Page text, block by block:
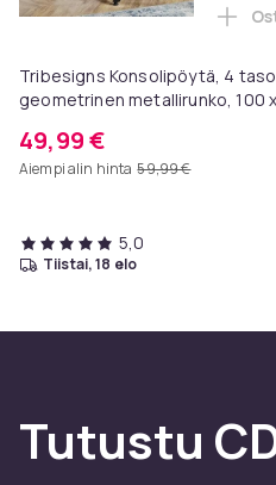
Tribesigns Konsolipöytä, 4
geometrinen metallirunko, 100 x
sohvapöytä
49,99 €
Aiempi alin hinta 59,99 €
5,0
tiistai, 18 elo
Tutustu